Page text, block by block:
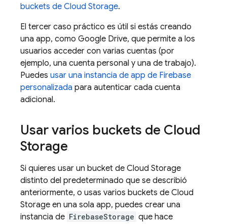
buckets de Cloud Storage.
El tercer caso práctico es útil si estás creando
una app, como Google Drive, que permite a los
usuarios acceder con varias cuentas (por
ejemplo, una cuenta personal y una de trabajo).
Puedes usar una instancia de app de Firebase
personalizada para autenticar cada cuenta
adicional.
Usar varios buckets de Cloud
Storage
Si quieres usar un bucket de Cloud Storage
distinto del predeterminado que se describió
anteriormente, o usas varios buckets de Cloud
Storage en una sola app, puedes crear una
instancia de FirebaseStorage que hace